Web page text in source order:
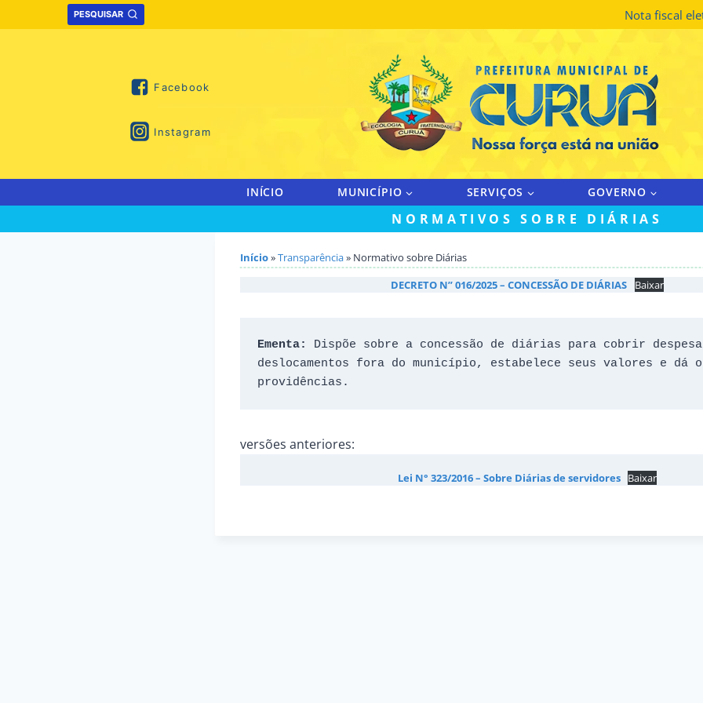
to
PESQUISAR Nota fiscal
Facebook
Instagram
INÍCIO MUNICÍPIO SERVIÇOS GOVERNO
NORMATIVOS SOBRE DIÁRIAS
Início»Transparência» Normativo sobre Diárias
DECRETO N” 016/2025 – CONCESSÃO DE DIÁRIAS
Baixar
Ementa: Dispõe sobre a concessão de diárias para cobrir
deslocamentos fora do município, estabelece seus valores e dá
providências.
versões anteriores:
Lei N° 323/2016 – Sobre Diárias de servidores Baixar